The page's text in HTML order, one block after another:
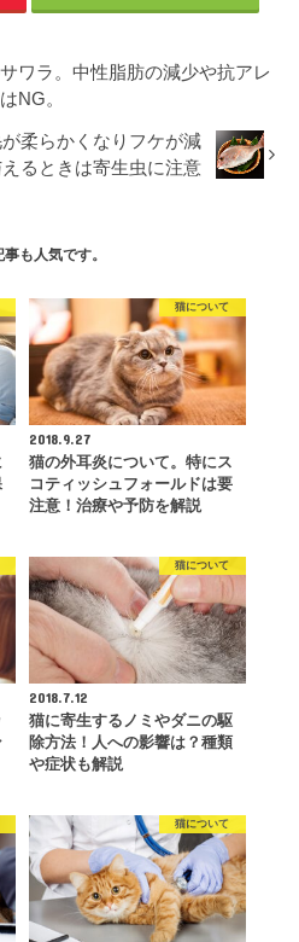
ワラ。中性脂肪の減少や抗アレ
NG。
柔らかくなりフケが減
るときは寄生虫に注意
も人気です。
猫について
2018.9.27
猫の外耳炎について。特にス
コティッシュフォールドは要
注意！治療や予防を解説
猫について
2018.7.12
猫に寄生するノミやダニの駆
除方法！人への影響は？種類
や症状も解説
猫について